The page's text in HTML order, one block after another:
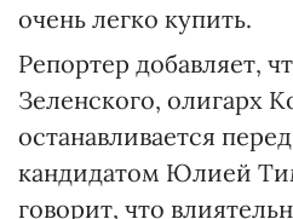
очень легко купить.
Репортер добавляет,
Зеленского, олигарх
останавливается
кандидатом Юлией
говорит, что